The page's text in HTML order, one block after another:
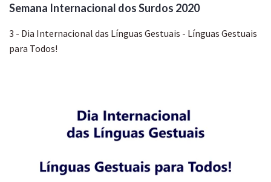
Semana Internacional dos Surdos 2020
3 - Dia Internacional das Línguas Gestuais - Línguas Gestuais
para Todos!